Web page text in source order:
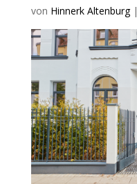
von Hinnerk Altenburg|